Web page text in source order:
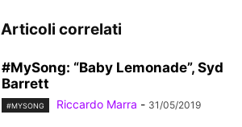
Articoli correlati
#MySong: “Baby Lemonade”, Syd
Barrett
#MYSONG Riccardo Marra - 31/05/2019